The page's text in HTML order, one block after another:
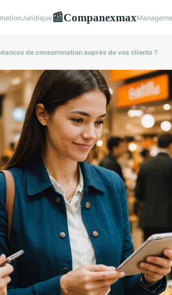
Juridique📰Companexmax
de consommation auprès de vos clients ?